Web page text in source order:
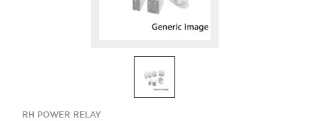
RH POWER RELAY